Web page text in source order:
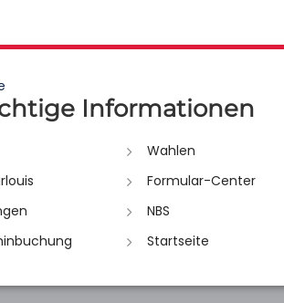
Informationen
Wahlen
Formular-Center
NBS
Startseite